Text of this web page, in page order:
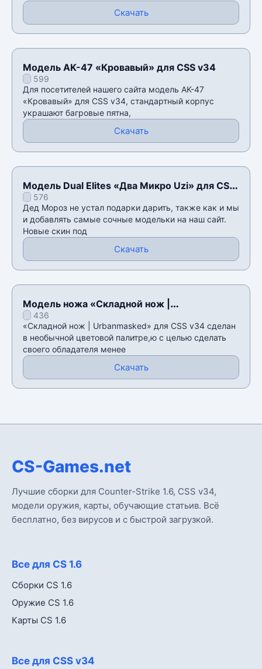
Скачать
Модель AK-47 «Кровавый» для CSS v34
599
Для посетителей нашего сайта модель AK-47
«Кровавый» для CSS v34, стандартный корпус
украшают багровые пятна,
Скачать
Модель Dual Elites «Два Микро Uzi» для CSS
v34576
Дед Мороз не устал подарки дарить, также как и мы
и добавлять самые сочные модельки на наш сайт.
Новые скин под
Скачать
Модель ножа «Складной нож |
Urbanmasked» для CSS v34
436
«Складной нож | Urbanmasked» для CSS v34 сделан
в необычной цветовой палитре,ю с целью сделать
своего обладателя менее
Скачать
CS-Games.net
Лучшие сборки для Counter-Strike 1.6, CSS v34,
модели оружия, карты, обучающие статьив. Всё
бесплатно, без вирусов и с быстрой загрузкой.
Все для CS 1.6
Сборки CS 1.6
Оружие CS 1.6
Карты CS 1.6
Все для CSS v34